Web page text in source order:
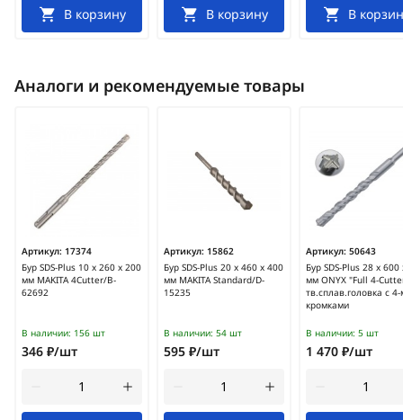
В корзину В корзину В
Аналоги и рекомендуемые товары
Артикул: 17374
Бур SDS-Plus 10 х 260 х 200
мм MAKITA 4Cutter/B-
62692
В наличии: 156 шт
346 ₽/шт
Артикул: 15862
Бур SDS-Plus 20 х 460 х 400
мм MAKITA Standard/D-
15235
В наличии: 54 шт
595 ₽/шт
Артикул: 50643
Бур SDS-Plus 28 х 600
мм ONYX "Full 4-
тв.сплав.головка с
кромками
В наличии: 5 шт
1 470 ₽/шт